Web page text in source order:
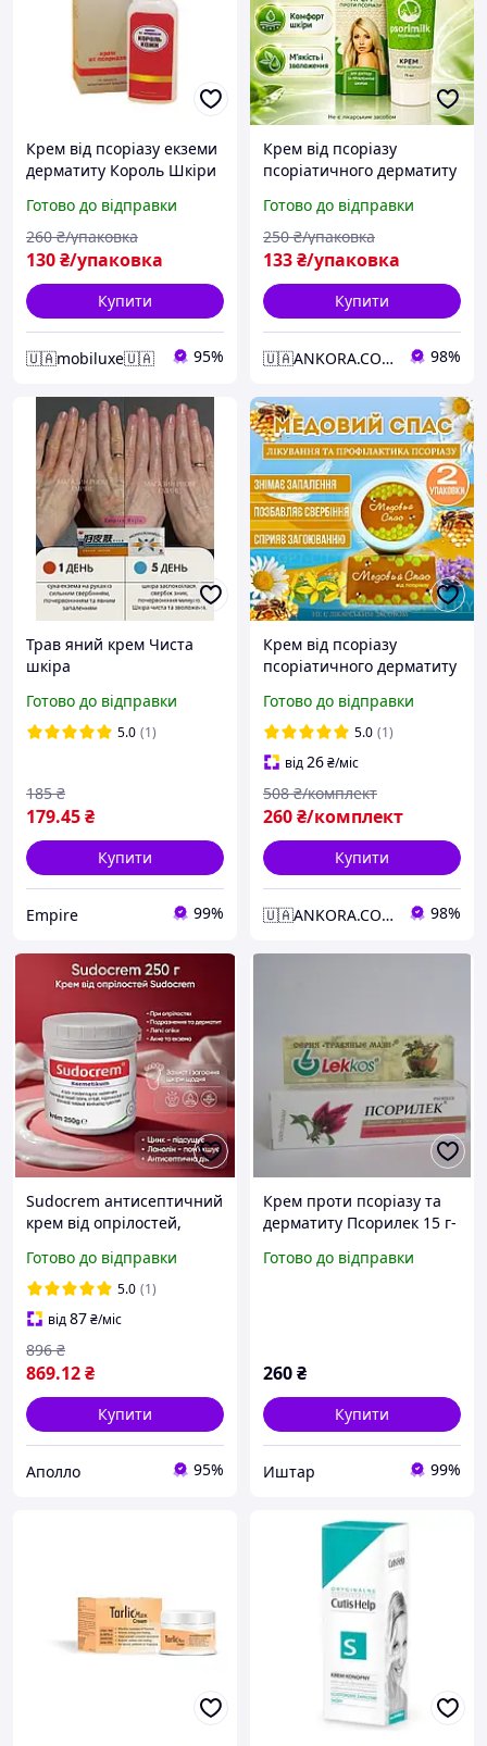
Крем від псоріазу екземи
дерматиту Король Шкіри
натуральними
інгредієнтами та
зволожуючим ефектом
Готово до відправки
130₴/упаковка
260 ₴/упаковка
Купити
🇺🇦mobiluxe🇺🇦 95%
Крем від псоріазу
псоріатичного дерматиту
подразнення anko-D4077
Готово до відправки
133₴/упаковка
250 ₴/упаковка
Купити
🇺🇦ANKORA.COM.UA🇺🇦 98%
Трав яний крем Чиста
шкіра
проти псоріазу, екземи.
Лікування дерматиту без
Готово до відправки
5.0 (1)
179.45₴
185 ₴
Купити
Empire 99%
Крем від псоріазу
псоріатичного дерматиту
свербіж роздратування
anko-D4182-2
Готово до відправки
5.0 (1)
від26₴/міс
260₴/комплект
508 ₴/комплект
Купити
🇺🇦ANKORA.COM.UA🇺🇦 98%
Sudocrem антисептичний
крем від опрілостей,
пелюшкового дерматиту
250 г Судокрем
Готово до відправки
5.0 (1)
від87₴/міс
869.12₴
896 ₴
Купити
Аполло 95%
Крем проти псоріазу та
дерматиту Псорилек 15 г-
Готово до відправки
260₴
Купити
Иштар 99%